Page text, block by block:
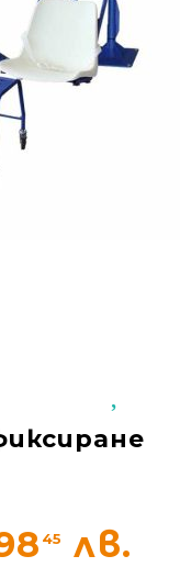
5
514422
НАЕМ
45 лв.